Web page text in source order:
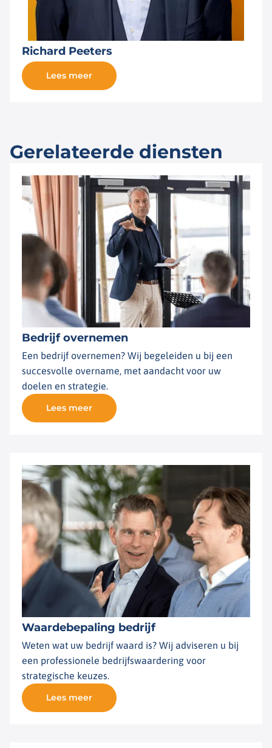
Richard Peeters
Lees meer
Gerelateerde diensten
Bedrijf overnemen
Een bedrijf overnemen? Wij begeleiden u bij een
succesvolle overname, met aandacht voor uw
doelen en strategie.
Lees meer
Waardebepaling bedrijf
Weten wat uw bedrijf waard is? Wij adviseren u bij
een professionele bedrijfswaardering voor
strategische keuzes.
Lees meer